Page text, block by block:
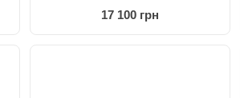
17 100 грн